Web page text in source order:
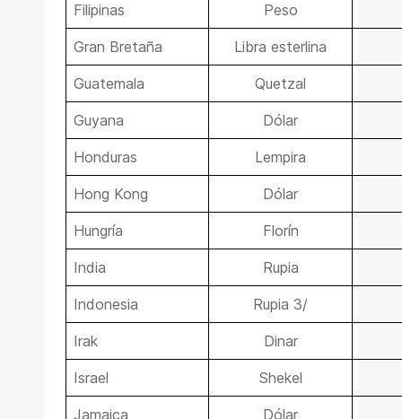
Filipinas Peso
Gran Bretaña Libra esterlina
Guatemala Quetzal
Guyana Dólar
Honduras Lempira
Hong Kong Dólar
Hungría Florín
India Rupia
Indonesia Rupia 3/
Irak Dinar
Israel Shekel
Jamaica Dólar